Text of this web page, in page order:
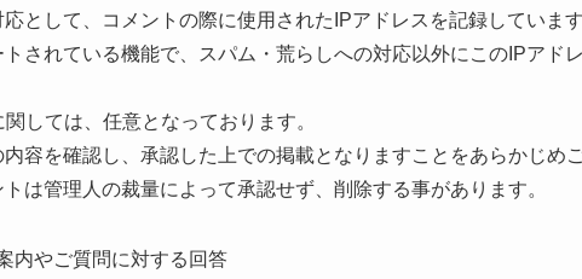
として、コメントの際に使用されたIPアドレスを記録しています
されている機能で、スパム・荒らしへの対応以外にこのIPアド
しては、任意となっております。
容を確認し、承認した上での掲載となりますことをあらかじめ
は管理人の裁量によって承認せず、削除する事があります。
内やご質問に対する回答